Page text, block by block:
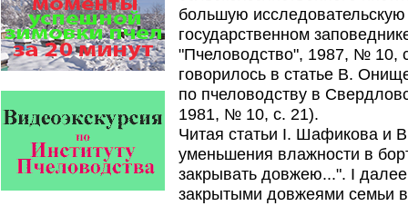
клеща…
Прополис играет решающую
роль в жизни пчелиной
семьи.
чистоту улья, или древесного
Пчёлы умеют считать до
четырёх.
Проведя серию
экспериментов, учёные
выяснили, что медоносные
большую
государственном
"Пчеловодство", 1987, № 10,
говорилось в статье В.
по пчеловодству в
1981, № 10, с. 21).
Читая статьи I. Шафикова и
уменьшения влажности в
закрывать довжею...". I
закрытыми довжеями семьи